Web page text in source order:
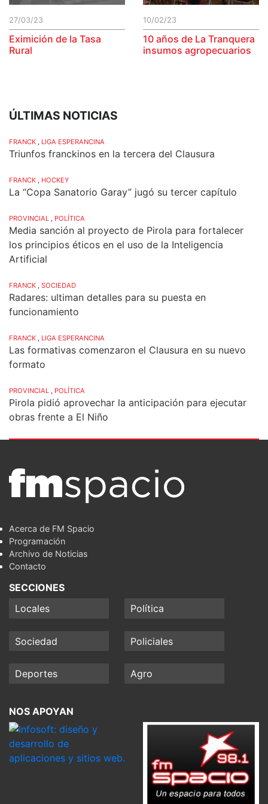
27/03/23
Eximición de la Tasa
Rural
10/02/23
10 años de La Tranquera
insumos agropecuarios
ÚLTIMAS NOTICIAS
FRANCK , LIGA ESPERANCINA
Triunfos franckinos en la tercera del Clausura
FRANCK , HOCKEY
La “Copa Sanatorio Garay” jugó su tercer capítulo
PROVINCIAL , POLÍTICA
Media sanción al proyecto de Pirola para fortalecer
los principios éticos en el uso de la Inteligencia
Artificial
FRANCK , SOCIEDAD
Radares: ultiman detalles para su puesta en
funcionamiento
FRANCK , LIGA ESPERANCINA
Las formativas comenzaron el Clausura en su nuevo
formato
PROVINCIAL , POLÍTICA
Pirola pidió aprovechar la anticipación para ejecutar
obras frente a El Niño
Acerca de FM Spacio
Programación
Archivo de Noticias
Contacto
SECCIONES
Locales
Política
Sociedad Policiales
Deportes Agro
NOS APOYAN